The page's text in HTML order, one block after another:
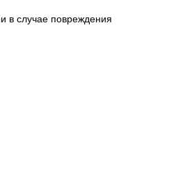
в случае повреждения